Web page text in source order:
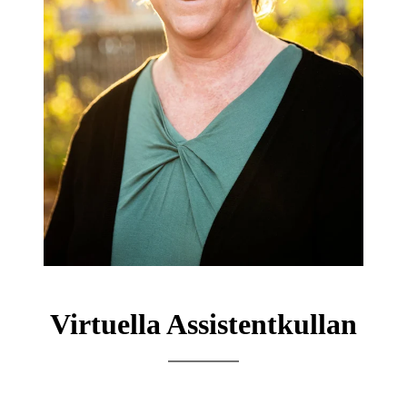
Virtuella Assistentkullan